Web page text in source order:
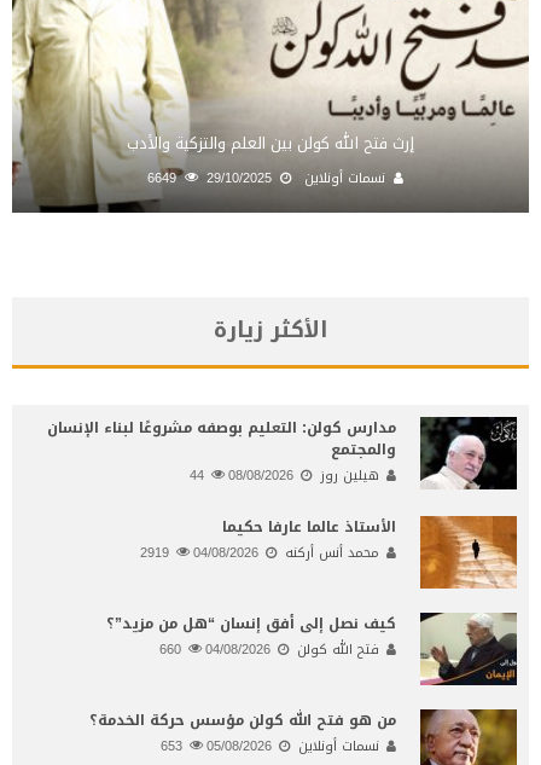
إرث فتح الله كولن بين العلم والتزكية والأدب
نسمات أونلاين 29/10/2025
6649
الأكثر زيارة
مدارس كولن: التعليم بوصفه مشروعًا لبناء الإنسان
والمجتمع
هيلين روز 08/08/2026
الأستاذ عالما عارفا حكيما
محمد أنس أركنه 04/08/2026
كيف نصل إلى أفق إنسان “هل من مزيد”؟
فتح الله كولن 04/08/2026
من هو فتح الله كولن مؤسس حركة الخدمة؟
نسمات أونلاين 05/08/2026